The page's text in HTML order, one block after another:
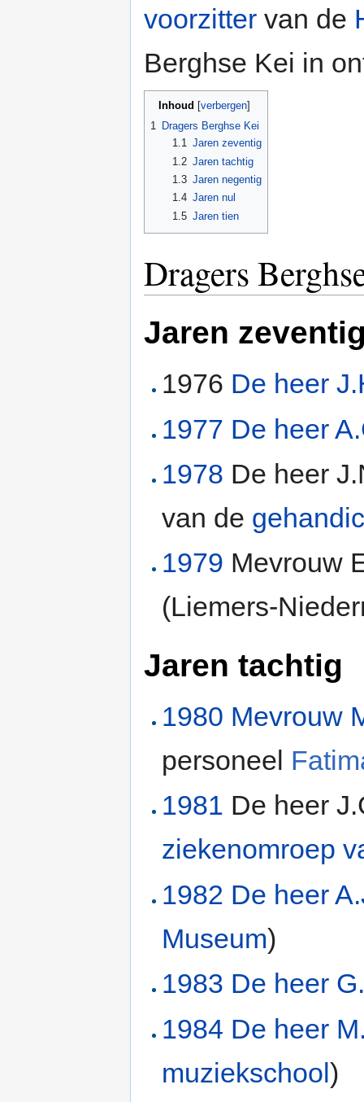
voorzitter van de
Berghse Kei in
Inhoud verbergen
1 Dragers Berghse Kei
1.1 Jaren zeventig
1.2 Jaren tachtig
1.3 Jaren negentig
1.4 Jaren nul
1.5 Jaren tien
Dragers
Jaren
1976 De heer
1977 De heer
1978 De heer
van de
1979 Mevrouw
(Liemers-
Jaren tachtig
1980 Mevrouw
personeel
1981 De heer
ziekenomroep
1982 De heer
Museum)
1983 De heer
1984 De heer
muziekschool)